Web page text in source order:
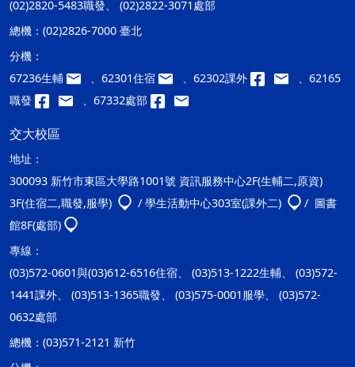
(02)2820-5483職發、 (02)2822-3071處部
總機： (02)2826-7000 臺北
分機：
67236生輔
、62301住宿 、62302課外
、62165
職發
、67332處部
交大校區
地址：
300093 新竹市東區大學路1001號 資訊服務中心2F(生輔二,原資)
3F(住宿二,職發,服學)
/ 學生活動中心303室(課外二)
/ 圖書
館8F(處部)
專線：
(03)572-0601與(03)612-6516住宿、 (03)513-1222生輔、 (03)572-
1441課外、 (03)513-1365職發、 (03)575-0001服學、 (03)572-
0632處部
總機： (03)571-2121 新竹